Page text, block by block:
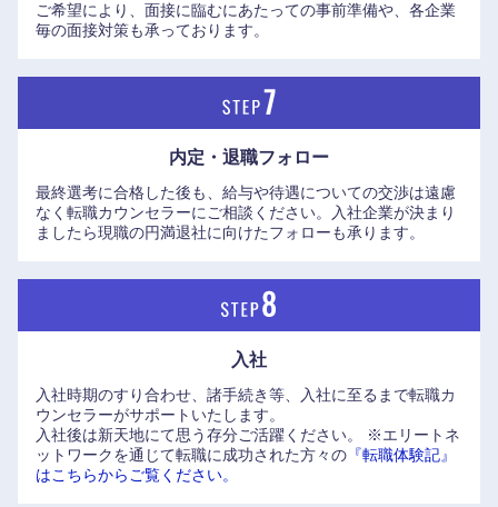
ご希望により、面接に臨むにあたっての事前準備や、各企業
毎の面接対策も承っております。
内定・退職フォロー
最終選考に合格した後も、給与や待遇についての交渉は遠慮
なく転職カウンセラーにご相談ください。入社企業が決まり
ましたら現職の円満退社に向けたフォローも承ります。
入社
入社時期のすり合わせ、諸手続き等、入社に至るまで転職カ
ウンセラーがサポートいたします。
入社後は新天地にて思う存分ご活躍ください。
※エリートネ
ットワークを通じて転職に成功された方々の 『転職体験記』
はこちらからご覧ください。